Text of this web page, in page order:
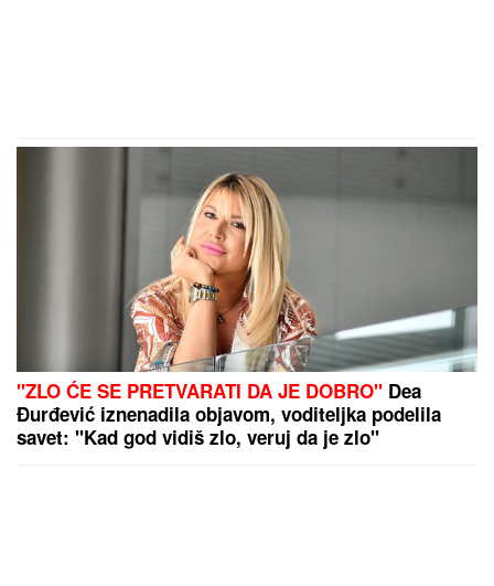
"ZLO ĆE SE PRETVARATI DA JE DOBRO" Dea
Đurđević iznenadila objavom, voditeljka podelila
savet: "Kad god vidiš zlo, veruj da je zlo"